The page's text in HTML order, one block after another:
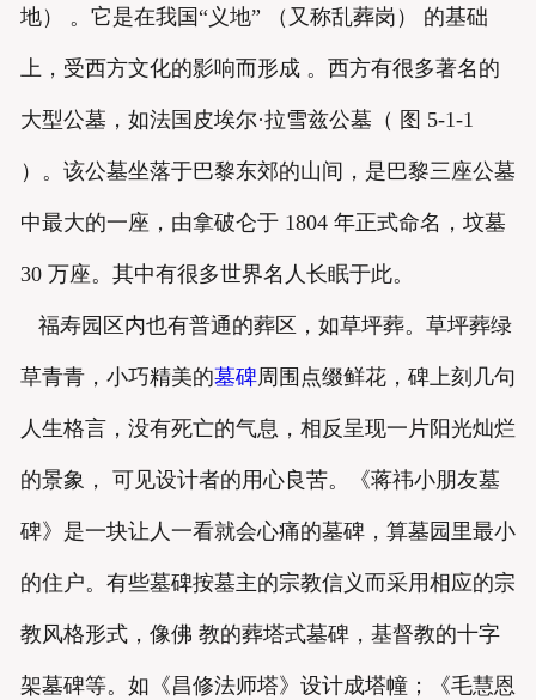
地） 。它是在我国“义地” （又称乱葬岗） 的基础
上，受西方文化的影响而形成 。西方有很多著名的
大型公墓，如法国皮埃尔·拉雪兹公墓（ 图 5-1-1
）。该公墓坐落于巴黎东郊的山间，是巴黎三座公墓
中最大的一座，由拿破仑于 1804 年正式命名，坟墓
30 万座。其中有很多世界名人长眠于此。
福寿园区内也有普通的葬区，如草坪葬。草坪葬绿
草青青，小巧精美的墓碑周围点缀鲜花，碑上刻几句
人生格言，没有死亡的气息，相反呈现一片阳光灿烂
的景象， 可见设计者的用心良苦。《蒋祎小朋友墓
碑》是一块让人一看就会心痛的墓碑，算墓园里最小
的住户。有些墓碑按墓主的宗教信义而采用相应的宗
教风格形式，像佛 教的葬塔式墓碑，基督教的十字
架墓碑等。如《昌修法师塔》设计成塔幢；《毛慧恩